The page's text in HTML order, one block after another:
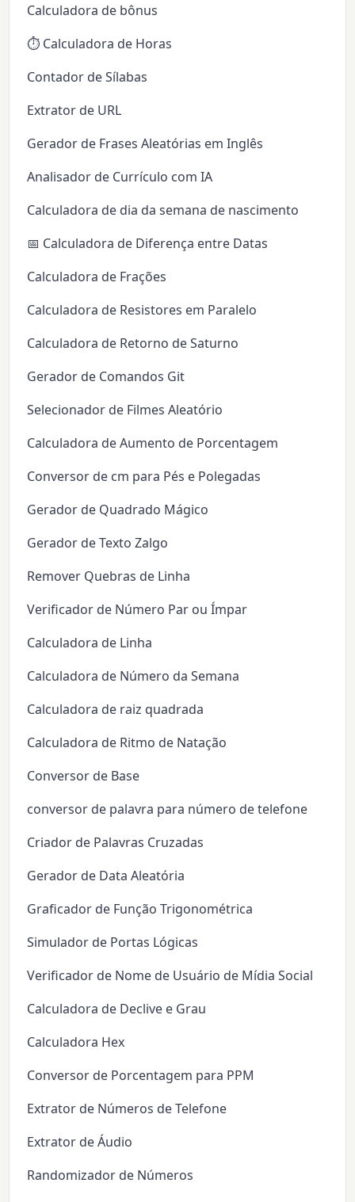
Calculadora de bônus
⏱️ Calculadora de Horas
Contador de Sílabas
Extrator de URL
Gerador de Frases Aleatórias em Inglês
Analisador de Currículo com IA
Calculadora de dia da semana de nascimento
📅 Calculadora de Diferença entre Datas
Calculadora de Frações
Calculadora de Resistores em Paralelo
Calculadora de Retorno de Saturno
Gerador de Comandos Git
Selecionador de Filmes Aleatório
Calculadora de Aumento de Porcentagem
Conversor de cm para Pés e Polegadas
Gerador de Quadrado Mágico
Gerador de Texto Zalgo
Remover Quebras de Linha
Verificador de Número Par ou Ímpar
Calculadora de Linha
Calculadora de Número da Semana
Calculadora de raiz quadrada
Calculadora de Ritmo de Natação
Conversor de Base
conversor de palavra para número de telefone
Criador de Palavras Cruzadas
Gerador de Data Aleatória
Graficador de Função Trigonométrica
Simulador de Portas Lógicas
Verificador de Nome de Usuário de Mídia Social
Calculadora de Declive e Grau
Calculadora Hex
Conversor de Porcentagem para PPM
Extrator de Números de Telefone
Extrator de Áudio
Randomizador de Números